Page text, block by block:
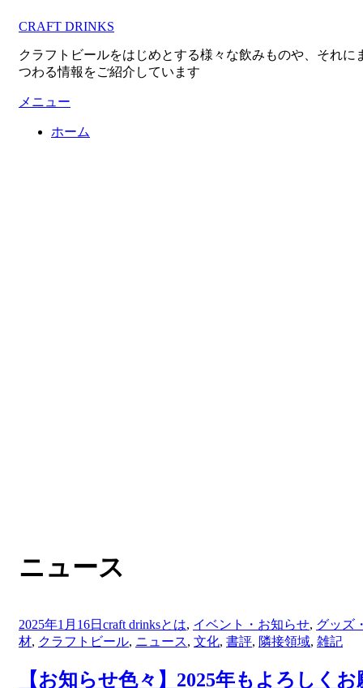
CRAFT DRINKS
クラフトビールをはじめとする様々な飲みものや、それに
つわる情報をご紹介しています
メニュー
ホーム
カテゴリー
:
ニュース
投
稿
2025年1月16日 craft drinksとは, イベント・お知らせ, グッズ
材, クラフトビール, ニュース, 文化, 書評, 隣接領域, 雑記
【お知らせ色々】2025年もよろしくお